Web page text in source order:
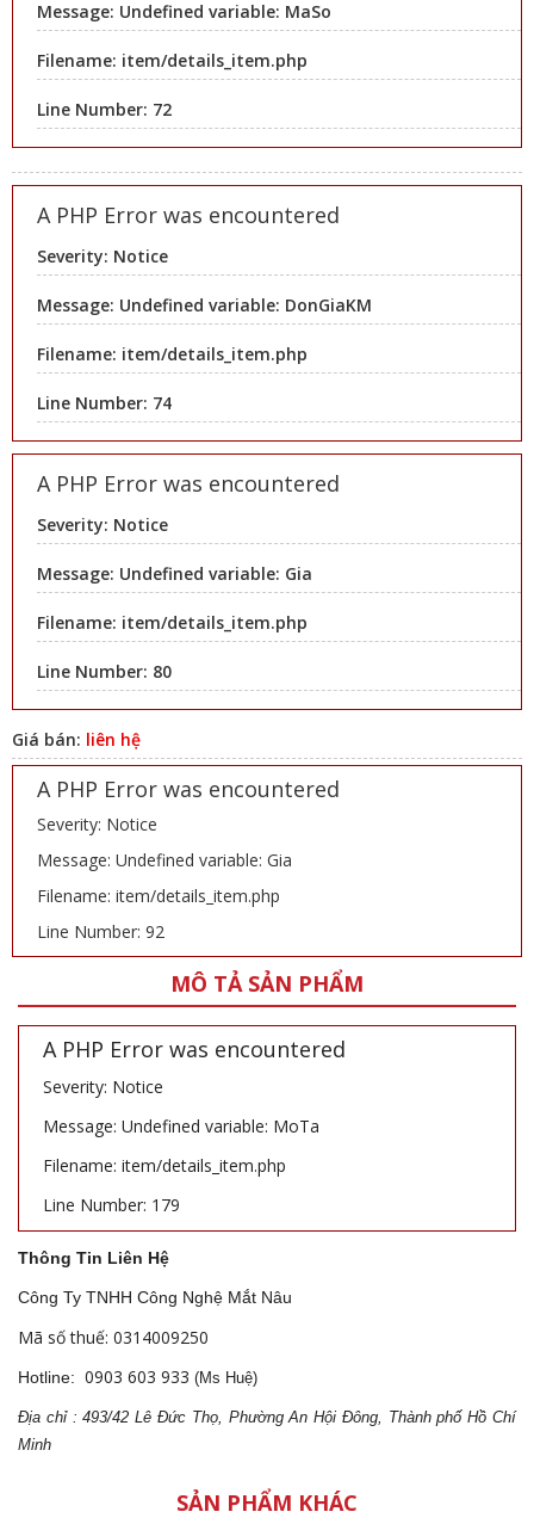
Message: Undefined variable: MaSo
Filename: item/details_item.php
Line Number: 72
A PHP Error was encountered
Severity: Notice
Message: Undefined variable: DonGiaKM
Filename: item/details_item.php
Line Number: 74
A PHP Error was encountered
Severity: Notice
Message: Undefined variable: Gia
Filename: item/details_item.php
Line Number: 80
Giá bán: liên hệ
A PHP Error was encountered
Severity: Notice
Message: Undefined variable: Gia
Filename: item/details_item.php
Line Number: 92
MÔ TẢ SẢN PHẨM
A PHP Error was encountered
Severity: Notice
Message: Undefined variable: MoTa
Filename: item/details_item.php
Line Number: 179
Thông Tin Liên Hệ
Công Ty TNHH Công Nghệ Mắt Nâu
Mã số thuế: 0314009250
Hotline: 0903 603 933 (Ms Huệ)
Địa chỉ : 493/42 Lê Đức Thọ, Phường An Hội Đông, Thành phố Hồ Chí
Minh
SẢN PHẨM KHÁC